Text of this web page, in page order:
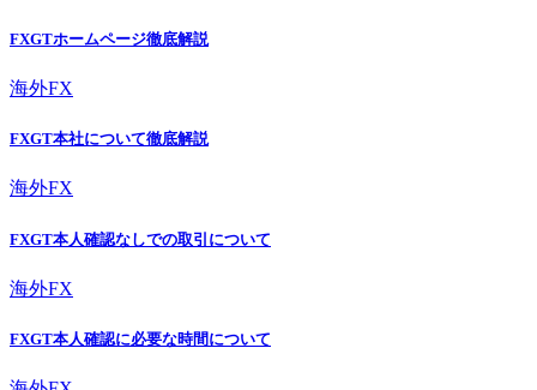
FXGTホームページ徹底解説
海外FX
FXGT本社について徹底解説
海外FX
FXGT本人確認なしでの取引について
海外FX
FXGT本人確認に必要な時間について